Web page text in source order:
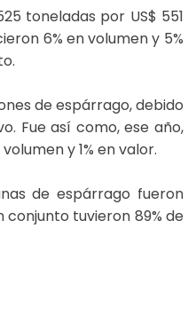
toneladas por US$ 551
6% en volumen y 5%
de espárrago, debido
Fue así como, ese año,
y 1% en valor.
de espárrago fueron
conjunto tuvieron 89% de